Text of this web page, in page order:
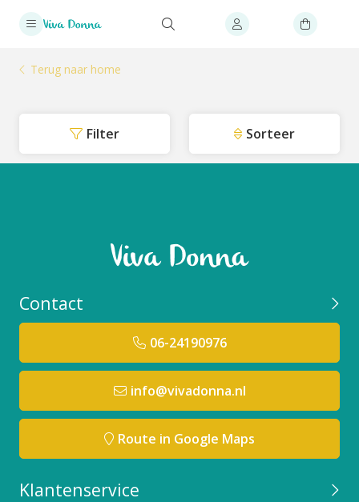
Terug naar home
Filter Sorteer
Contact
06-24190976
info@vivadonna.nl
Route in Google Maps
Klantenservice